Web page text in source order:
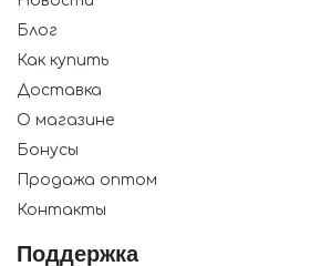
Блог
Как купить
Доставка
О магазине
Бонусы
Продажа оптом
Контакты
Поддержка